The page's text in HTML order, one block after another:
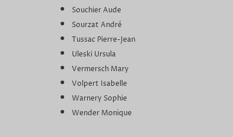
Souchier Aude
Sourzat André
Tussac Pierre-Jean
Uleski Ursula
Vermersch Mary
Volpert Isabelle
Warnery Sophie
Wender Monique